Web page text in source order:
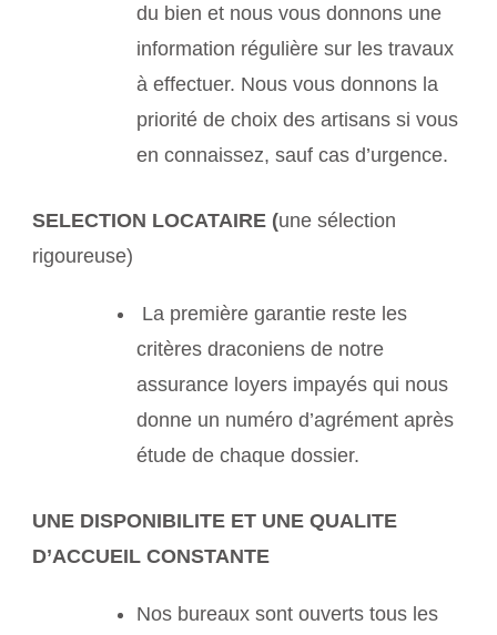
du bien et nous vous donnons une
information régulière sur les travaux
à effectuer. Nous vous donnons la
priorité de choix des artisans si vous
en connaissez, sauf cas d’urgence.
SELECTION LOCATAIRE (une sélection
rigoureuse)
La première garantie reste les
critères draconiens de notre
assurance loyers impayés qui nous
donne un numéro d’agrément après
étude de chaque dossier.
UNE DISPONIBILITE ET UNE QUALITE
D’ACCUEIL CONSTANTE
Nos bureaux sont ouverts tous les